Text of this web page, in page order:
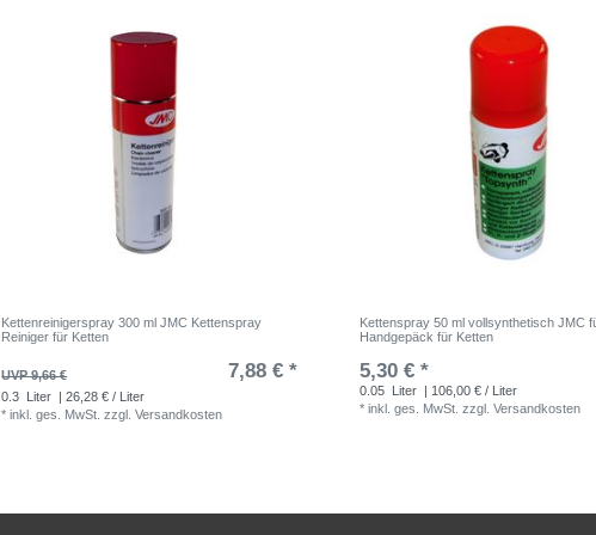
Kettenreinigerspray 300 ml JMC Kettenspray
Reiniger für Ketten
UVP 9,66 € 7,88 € *
0.3 Liter
| 26,28 € / Liter
*inkl. ges. MwSt. zzgl.Versandkosten
Kettenspray 50 ml vollsynthetisch JMC
Handgepäck für Ketten
5,30 € *
0.05 Liter
| 106,00 € / Liter
*inkl. ges. MwSt. zzgl.Versandkosten